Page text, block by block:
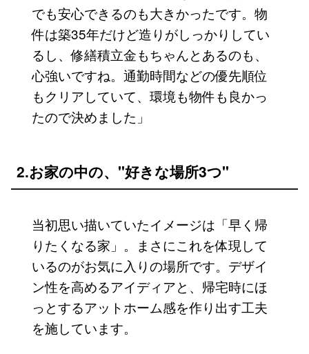
でも安心できるのも大きかったです。物
件は築35年だけど造りがしっかりしてい
るし、修繕積立金もちゃんとあるのも、
心強いですね。通勤時間などの優先順位
もクリアしていて、環境も物件も良かっ
たので決めました」
2.お家の中の、"好きな場所3つ"
当初思い描いていたイメージは「早く帰
りたくなる家」。まさにこれを体現して
いるのがお気に入りの場所です。デザイ
ン性を高めるアイディアと、帰宅時にほ
っとするアットホーム感を作り出す工夫
を施しています。